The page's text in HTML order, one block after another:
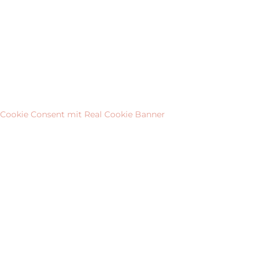
Cookie Consent mit Real Cookie Banner